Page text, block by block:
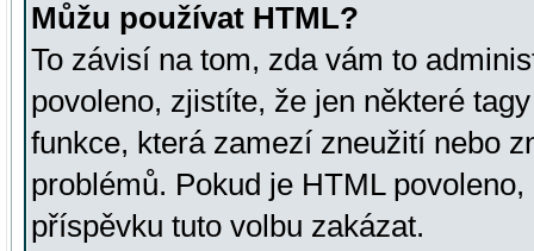
Můžu používat HTML?
To závisí na tom, zda vám to
povoleno, zjistíte, že jen některé
funkce, která zamezí zneužití nebo
problémů. Pokud je HTML
příspěvku tuto volbu zakázat.